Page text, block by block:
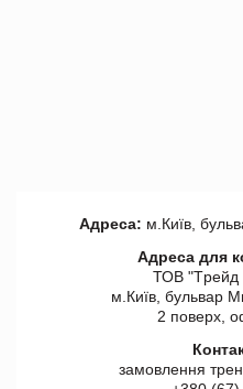
Адреса: м.Київ,
Адреса для
ТОВ "Tрейд
м.Київ, бульвар
2 поверх,
замовлення